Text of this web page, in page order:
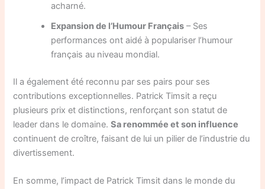
acharné.
Expansion de l’Humour Français – Ses
performances ont aidé à populariser l’humour
français au niveau mondial.
Il a également été reconnu par ses pairs pour ses
contributions exceptionnelles. Patrick Timsit a reçu
plusieurs prix et distinctions, renforçant son statut de
leader dans le domaine.Sa renommée et son influence
continuent de croître, faisant de lui un pilier de l’industrie du
divertissement.
En somme, l’impact de Patrick Timsit dans le monde du